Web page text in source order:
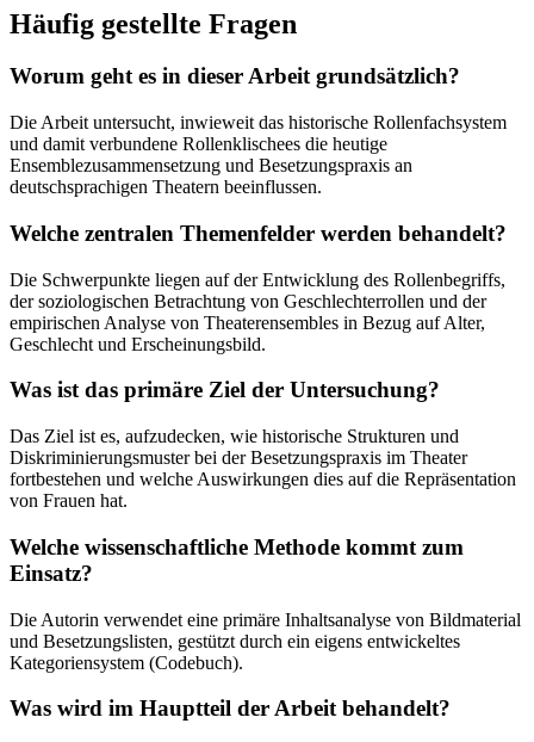
Häufig gestellte Fragen
Worum geht es in dieser Arbeit grundsätzlich?
Die Arbeit untersucht, inwieweit das historische Rollenfachsystem
und damit verbundene Rollenklischees die heutige
Ensemblezusammensetzung und Besetzungspraxis an
deutschsprachigen Theatern beeinflussen.
Welche zentralen Themenfelder werden behandelt?
Die Schwerpunkte liegen auf der Entwicklung des Rollenbegriffs,
der soziologischen Betrachtung von Geschlechterrollen und der
empirischen Analyse von Theaterensembles in Bezug auf Alter,
Geschlecht und Erscheinungsbild.
Was ist das primäre Ziel der Untersuchung?
Das Ziel ist es, aufzudecken, wie historische Strukturen und
Diskriminierungsmuster bei der Besetzungspraxis im Theater
fortbestehen und welche Auswirkungen dies auf die Repräsentation
von Frauen hat.
Welche wissenschaftliche Methode kommt zum
Einsatz?
Die Autorin verwendet eine primäre Inhaltsanalyse von Bildmaterial
und Besetzungslisten, gestützt durch ein eigens entwickeltes
Kategoriensystem (Codebuch).
Was wird im Hauptteil der Arbeit behandelt?